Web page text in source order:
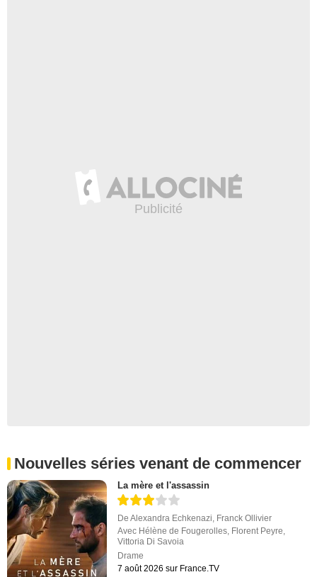
Nouvelles séries venant de commencer
La mère et l'assassin
DeAlexandra Echkenazi Franck Ollivier
Avec Hélène de Fougerolles Florent Peyre
Vittoria Di Savoia
Drame
7 août 2026 sur France.TV